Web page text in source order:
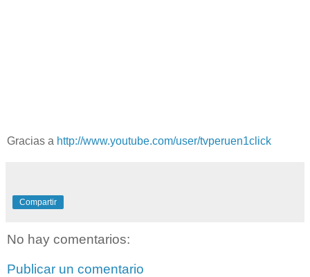
Gracias a http://www.youtube.com/user/tvperuen1click
Compartir
No hay comentarios:
Publicar un comentario